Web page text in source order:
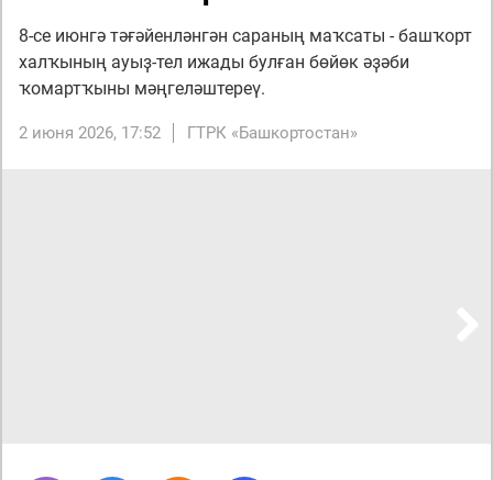
8-се июнгә тәғәйенләнгән сараның маҡсаты - башҡорт
халҡының ауыҙ-тел ижады булған бөйөк әҙәби
ҡомартҡыны мәңгеләштереү.
2 июня 2026, 17:52 ГТРК «Башкортостан»